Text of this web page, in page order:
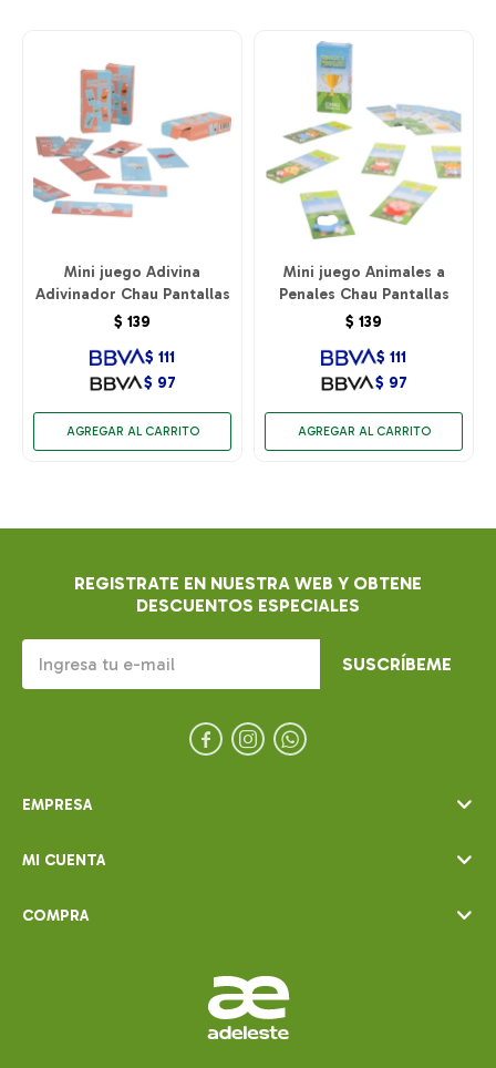
Mini juego Adivina
Adivinador Chau Pantallas
$ 139
$ 97
$ 111
Mini juego Animales a
Penales Chau Pantallas
$ 139
$ 97
$ 111
EMPRESA
MI CUENTA
COMPRA
REGISTRATE EN NUESTRA WEB Y OBTENE
DESCUENTOS ESPECIALES
SUSCRÍBEME
  